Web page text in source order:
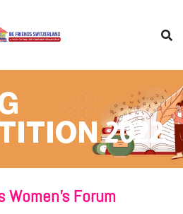
2022
Women’s Forum